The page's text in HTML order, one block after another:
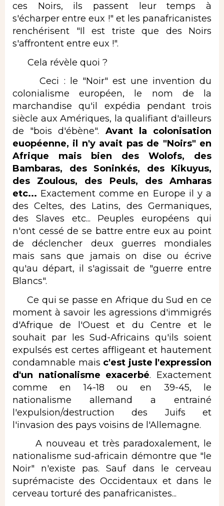
ces Noirs, ils passent leur temps à
s'écharper entre eux !" et les panafricanistes
renchérisent "Il est triste que des Noirs
s'affrontent entre eux !".
Cela révèle quoi ?
Ceci : le "Noir" est une invention du
colonialisme européen, le nom de la
marchandise qu'il expédia pendant trois
siècle aux Amériques, la qualifiant d'ailleurs
de "bois d'ébène". Avant la colonisation
euopéenne, il n'y avait pas de "Noirs" en
Afrique mais bien des Wolofs, des
Bambaras, des Soninkés, des Kikuyus,
des Zoulous, des Peuls, des Amharas
etc... Exactement comme en Europe il y a
des Celtes, des Latins, des Germaniques,
des Slaves etc... Peuples européens qui
n'ont cessé de se battre entre eux au point
de déclencher deux guerres mondiales
mais sans que jamais on dise ou écrive
qu'au départ, il s'agissait de "guerre entre
Blancs".
Ce qui se passe en Afrique du Sud en ce
moment à savoir les agressions d'immigrés
d'Afrique de l'Ouest et du Centre et le
souhait par les Sud-Africains qu'ils soient
expulsés est certes affligeant et hautement
condamnable mais c'est juste l'expression
d'un nationalisme exacerbé. Exactement
comme en 14-18 ou en 39-45, le
nationalisme allemand a entrainé
l'expulsion/destruction des Juifs et
l'invasion des pays voisins de l'Allemagne.
A nouveau et très paradoxalement, le
nationalisme sud-africain démontre que "le
Noir" n'existe pas. Sauf dans le cerveau
suprémaciste des Occidentaux et dans le
cerveau torturé des panafricanistes...